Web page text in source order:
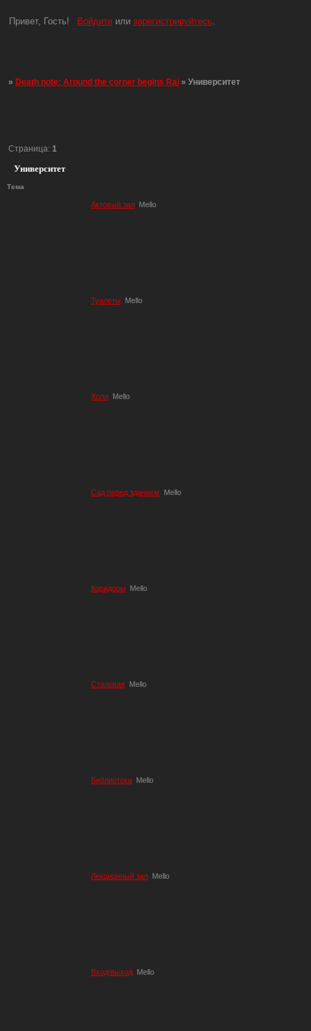
Привет, Гость! Войдитеили зарегистрируйтесь.
»Death note: Around the corner begins Rai »Университет
Университет
Страница: 1
Тема
Актовый зал Mello
Туалеты Mello
Холл Mello
Сад перед зданием Mello
Коридоры Mello
Столовая Mello
Библиотека Mello
Лекционный зал Mello
Вход/выход Mello